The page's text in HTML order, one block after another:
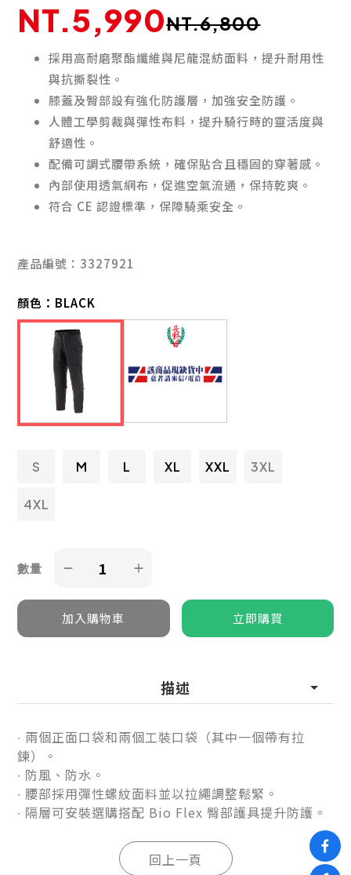
NT.6,800
NT.5,990
採用高耐磨聚酯纖維與尼龍混紡面料，提升耐用性
與抗撕裂性。
膝蓋及臀部設有強化防護層，加強安全防護。
人體工學剪裁與彈性布料，提升騎行時的靈活度與
舒適性。
配備可調式腰帶系統，確保貼合且穩固的穿著感。
內部使用透氣網布，促進空氣流通，保持乾爽。
符合 CE 認證標準，保障騎乘安全。
產品編號：3327921
顏色： BLACK
S M L XL XXL 3XL
4XL
數量
描述
∙ 兩個正面口袋和兩個工裝口袋（其中一個帶有拉
鍊）。
∙ 防風、防水。
∙ 腰部採用彈性螺紋面料並以拉繩調整鬆緊。
∙ 隔層可安裝選購搭配 Bio Flex 臀部護具提升防護。